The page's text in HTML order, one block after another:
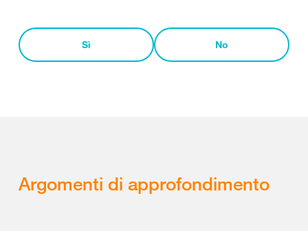
Sì No
Argomenti di approfondimento